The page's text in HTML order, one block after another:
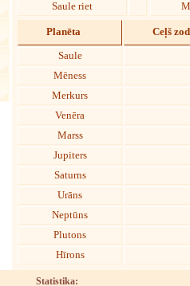
Saule riet
Planēta Ceļš
Saule
Mēness
Merkurs
Venēra
Marss
Jupiters
Saturns
Urāns
Neptūns
Plutons
Hīrons
Statistika: